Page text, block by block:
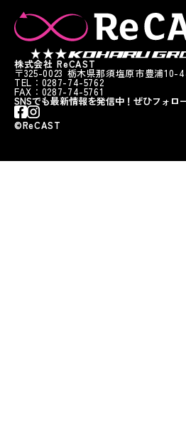
株式会社 ReCAST
〒325-0023 栃木県那須塩原市豊浦10-
TEL：0287-74-5762
FAX：0287-74-5761
SNSでも最新情報を発信中！ぜひフォロ
©︎ReCAST